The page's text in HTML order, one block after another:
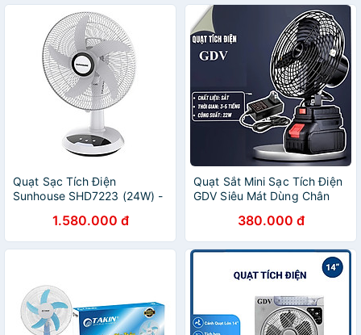
Quạt Sạc Tích Điện
Sunhouse SHD7223 (24W) -
1.580.000 đ
Quạt Sắt Mini Sạc Tích Điện
GDV Siêu Mát Dùng Chân
Hàng Chính Hãng
380.000 đ